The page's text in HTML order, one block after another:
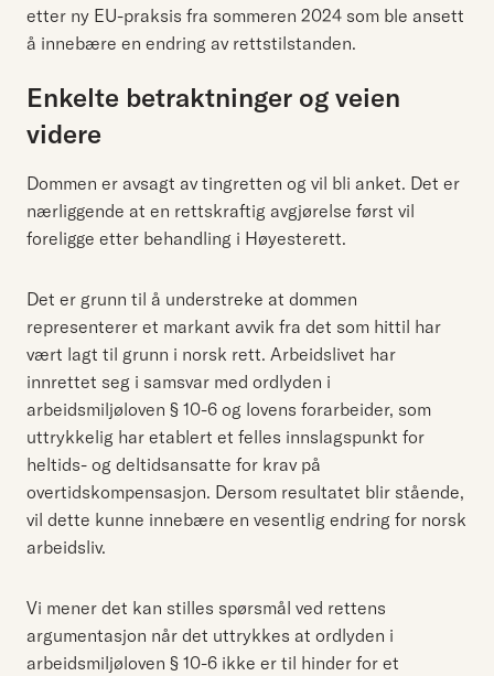
etter ny EU-praksis fra sommeren 2024 som ble ansett
å innebære en endring av rettstilstanden.
Enkelte betraktninger og veien
videre
Dommen er avsagt av tingretten og vil bli anket. Det er
nærliggende at en rettskraftig avgjørelse først vil
foreligge etter behandling i Høyesterett.
Det er grunn til å understreke at dommen
representerer et markant avvik fra det som hittil har
vært lagt til grunn i norsk rett. Arbeidslivet har
innrettet seg i samsvar med ordlyden i
arbeidsmiljøloven § 10-6 og lovens forarbeider, som
uttrykkelig har etablert et felles innslagspunkt for
heltids- og deltidsansatte for krav på
overtidskompensasjon. Dersom resultatet blir stående,
vil dette kunne innebære en vesentlig endring for norsk
arbeidsliv.
Vi mener det kan stilles spørsmål ved rettens
argumentasjon når det uttrykkes at ordlyden i
arbeidsmiljøloven § 10-6 ikke er til hinder for et